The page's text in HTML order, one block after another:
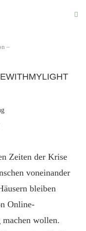
–
Zeiten der Krise
voneinander
bleiben
Online-
wollen.